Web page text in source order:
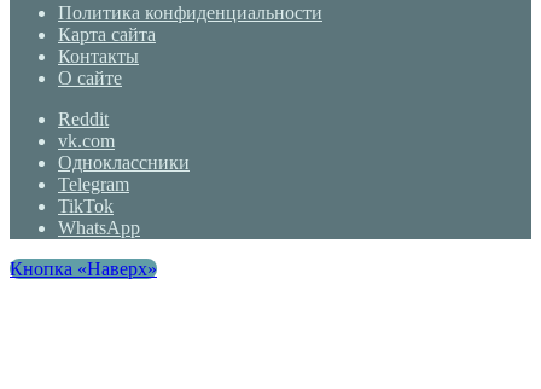
Политика конфиденциальности
Карта сайта
Контакты
О сайте
Reddit
vk.com
Одноклассники
Telegram
TikTok
WhatsApp
Кнопка «Наверх»